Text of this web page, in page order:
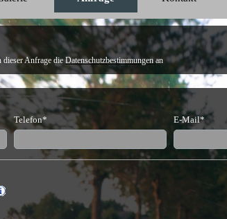
dieser Anfrage dieDatenschutzbestimmungen an
Telefon* E-Mail*